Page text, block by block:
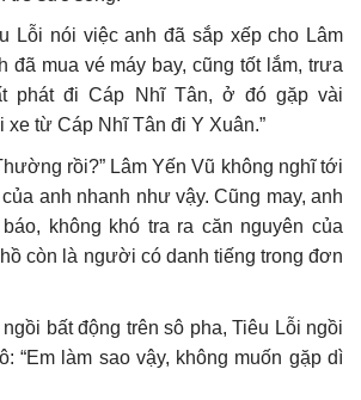
Lỗi nói việc anh đã sắp xếp cho Lâm
đã mua vé máy bay, cũng tốt lắm, trưa
phát đi Cáp Nhĩ Tân, ở đó gặp vài
từ Cáp Nhĩ Tân đi Y Xuân.”
rồi?” Lâm Yến Vũ không nghĩ tới
anh nhanh như vậy. Cũng may, anh
không khó tra ra căn nguyên của
còn là người có danh tiếng trong đơn
bất động trên sô pha, Tiêu Lỗi ngồi
“Em làm sao vậy, không muốn gặp dì